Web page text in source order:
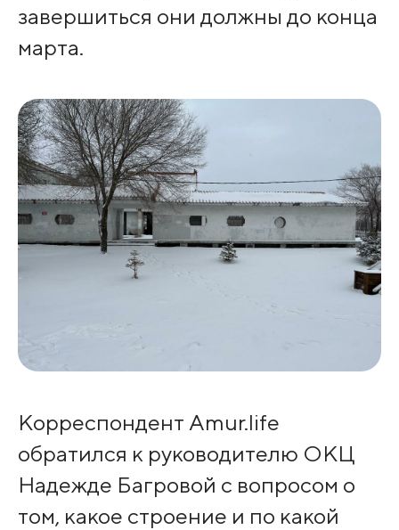
завершиться они должны до конца
марта.
Корреспондент Amur.life
обратился к руководителю ОКЦ
Надежде Багровой с вопросом о
том, какое строение и по какой